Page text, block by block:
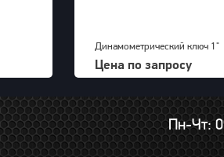
Динамометрический ключ 1"
Elite-Tools ETG DK 750-
Цена по запросу
Пн-Чт: